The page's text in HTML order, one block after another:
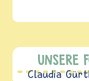
UNSERE
Claudia